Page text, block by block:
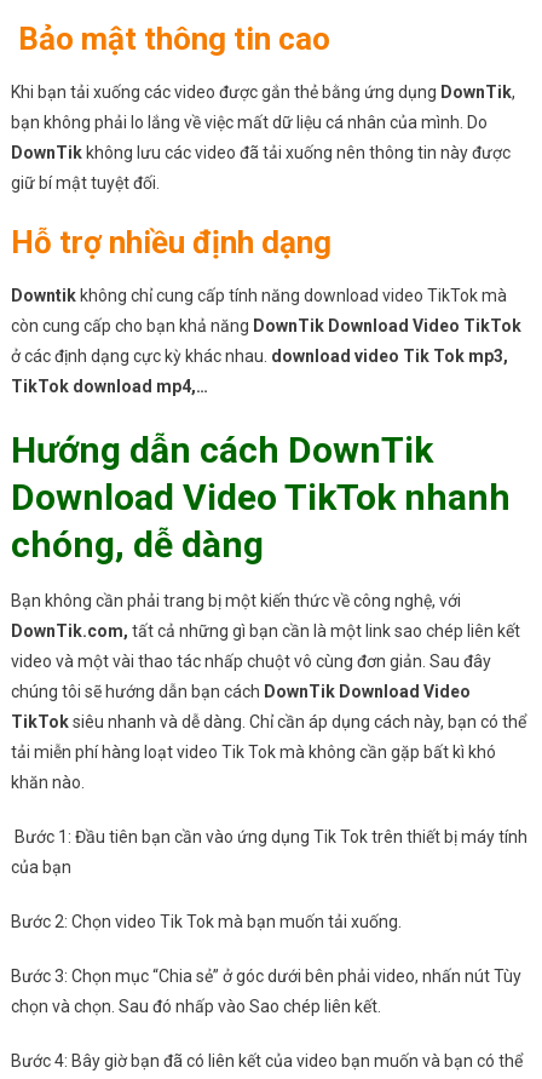
Bảo mật thông tin cao
Khi bạn tải xuống các video được gắn thẻ bằng ứng dụng DownTik,
bạn không phải lo lắng về việc mất dữ liệu cá nhân của mình. Do
DownTikkhông lưu các video đã tải xuống nên thông tin này được
giữ bí mật tuyệt đối.
Hỗ trợ nhiều định dạng
Downtikkhông chỉ cung cấp tính năng download video TikTok mà
còn cung cấp cho bạn khả năng DownTik Download Video TikTok
ở các định dạng cực kỳ khác nhau. download video Tik Tok mp3,
TikTok download mp4,…
Hướng dẫn cách DownTik
Download Video TikTok nhanh
chóng, dễ dàng
Bạn không cần phải trang bị một kiến thức về công nghệ, với
DownTik.com, tất cả những gì bạn cần là một link sao chép liên kết
video và một vài thao tác nhấp chuột vô cùng đơn giản. Sau đây
chúng tôi sẽ hướng dẫn bạn cách DownTik Download Video
TikToksiêu nhanh và dễ dàng. Chỉ cần áp dụng cách này, bạn có thể
tải miễn phí hàng loạt video Tik Tok mà không cần gặp bất kì khó
khăn nào.
Bước 1: Đầu tiên bạn cần vào ứng dụng Tik Tok trên thiết bị máy tính
của bạn
Bước 2: Chọn video Tik Tok mà bạn muốn tải xuống.
Bước 3: Chọn mục “Chia sẻ” ở góc dưới bên phải video, nhấn nút Tùy
chọn và chọn. Sau đó nhấp vào Sao chép liên kết.
Bước 4: Bây giờ bạn đã có liên kết của video bạn muốn và bạn có thể